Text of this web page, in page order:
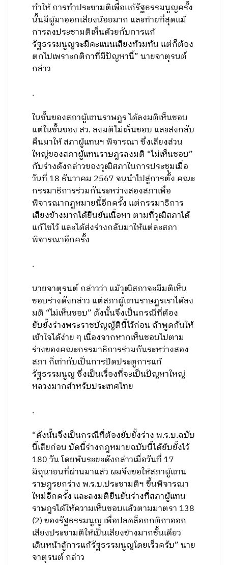
ทำให้ การทำประชามติเพื่อแก้รัฐธรรมนูญครั้ง
นั้นมีผู้มาออกเสียงน้อยมาก และท้ายที่สุดแม้
การลงประชามติเห็นด้วยกับการแก้
รัฐธรรมนูญจะมีคะแนนเสียงท้วมท้น แต่ก็ต้อง
ตกไปเพราะกติกาที่มีปัญหานี้” นายจาตุรนต์
กล่าว
.
ในชั้นของสภาผู้แทนราษฎร ได้ลงมติเห็นชอบ
แต่ในชั้นของ สว. ลงมติไม่เห็นชอบ และส่งกลับ
คืนมาให้ สภาผู้แทนฯ พิจารณา ซึ่งเสียงส่วน
ใหญ่ของสภาผู้แทนราษฎรลงมติ “ไม่เห็นชอบ”
กับร่างดังกล่าวของวุฒิสภาในการประชุมเมื่อ
วันที่ 18 ธันวาคม 2567 จนนำไปสู่การตั้ง คณะ
กรรมาธิการร่วมกันระหว่างสองสภาเพื่อ
พิจารณากฎหมายนี้อีกครั้ง แต่กรรมาธิการ
เสียงข้างมากได้ยืนยันเนื้อหา ตามที่วุฒิสภาได้
แก้ไขไว้ และได้ส่งร่างกลับมาให้แต่ละสภา
พิจารณาอีกครั้ง
.
นายจาตุรนต์ กล่าวว่า แม้วุฒิสภาจะมีมติเห็น
ชอบร่างดังกล่าว แต่สภาผู้แทนราษฎรเราได้ลง
มติ “ไม่เห็นชอบ” ดังนั้นจึงเป็นกรณีที่ต้อง
ยับยั้งร่างพระราชบัญญัตินี้ไว้ก่อน ถ้าพูดกันให้
เข้าใจได้ง่าย ๆ เนื่องจากหากเห็นชอบไปตาม
ร่างของคณะกรรมาธิการร่วมกันระหว่างสอง
สภา ก็เท่ากับเป็นการปิดประตูการแก้
รัฐธรรมนูญ ซึ่งเป็นเรื่องที่จะเป็นปัญหาใหญ่
หลวงมากสำหรับประเทศไทย
.
“ดังนั้นจึงเป็นกรณีที่ต้องยับยั้งร่าง พ.ร.บ.ฉบับ
นี้เสียก่อน บัดนี้ร่างกฎหมายฉบับนี้ได้ยับยั้งไว้
180 วัน โดยพ้นระยะดังกล่าวเมื่อวันที่ 17
มิถุนายนที่ผ่านมาแล้ว ผมจึงขอให้สภาผู้แทน
ราษฎรยกร่าง พ.ร.บ.ประชามติฯ ขึ้นพิจารณา
ใหม่อีกครั้ง และลงมติยืนยันร่างที่สภาผู้แทน
ราษฎรได้ให้ความเห็นชอบแล้วตามมาตรา 138
(2) ของรัฐธรรมนูญ เพื่อปลดล็อกกติกาออก
เสียงประชามติให้เป็นเสียงข้างมากชั้นเดียว
เดินหน้าสู้การแก้รัฐธรรมนูญโดยเร็วครับ” นาย
จาตุรนต์ กล่าว